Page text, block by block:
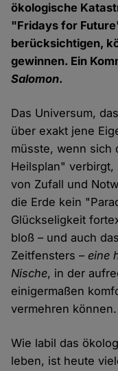
ökologische
"Fridays for
berücksichtigen,
gewinnen. Ein
Salomon.
Das Universum,
über exakt jene
müsste, wenn sich
Heilsplan" verbirgt,
von Zufall und
die Erde kein
Glückseligkeit
bloß – und auch
Zeitfensters –eine
Nische, in der
einigermaßen
vermehren können.
Wie labil das
leben, ist heute